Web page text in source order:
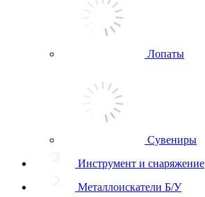
Лопаты
Сувениры
Инструмент и снаряжение
Металлоискатели Б/У